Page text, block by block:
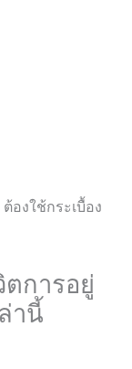
การอยู่
านี้